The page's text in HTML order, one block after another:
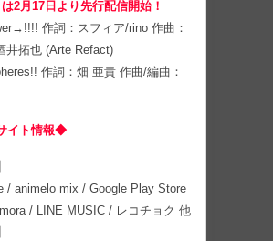
2月17日より先⾏配信開始！
作詞：スフィア/rino 作曲：
井拓也 (Arte Refact)
作詞：畑 亜貴 作曲/編曲：
イト情報◆
/ animelo mix / Google Play Store
/ LINE MUSIC / レコチョク 他